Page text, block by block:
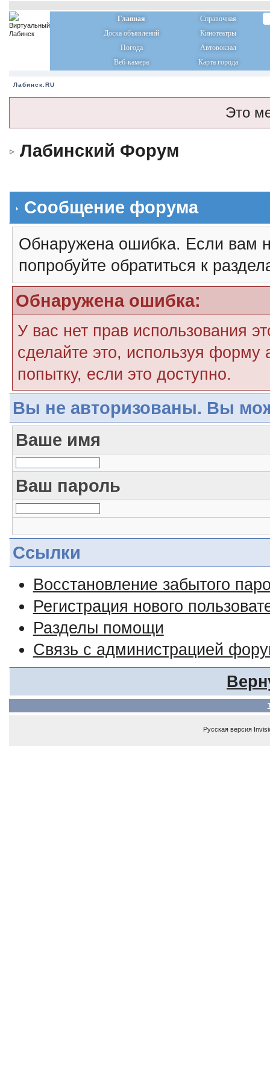
Главная
Справочная
Доска объявлений
Кинотеатры
Погода
Автовокзал
Веб-камера
Карта города
Лабинск.RU
Это
Лабинский Форум
Сообщение форума
Обнаружена ошибка. Если вам
попробуйте обратиться к
Обнаружена ошибка:
У вас нет прав использования
сделайте это, используя форму
попытку, если это доступно.
Вы не авторизованы. Вы
Ваше имя
Ваш пароль
Ссылки
Восстановление забытого
Регистрация нового
Разделы помощи
Связь с администрацией
Русская версия